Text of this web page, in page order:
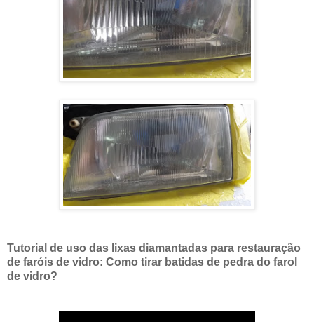
Tutorial de uso das lixas diamantadas para restauração
de faróis de vidro: Como tirar batidas de pedra do farol
de vidro?